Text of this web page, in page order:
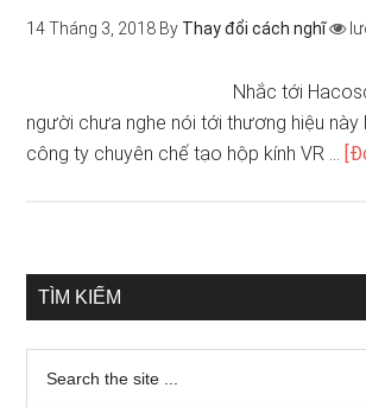
14 Tháng 3, 2018 By Thay đổi cách nghĩ
Nhắc tới
người chưa nghe nói tới thương hiệu
công ty chuyên chế tạo hộp kính VR …
TÌM KIẾM